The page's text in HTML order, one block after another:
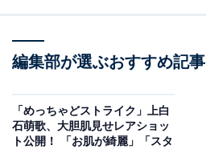
編集部が選ぶおすすめ記事
「めっちゃどストライク」上白
石萌歌、大胆肌見せレアショッ
ト公開！ 「お肌が綺麗」「スタ